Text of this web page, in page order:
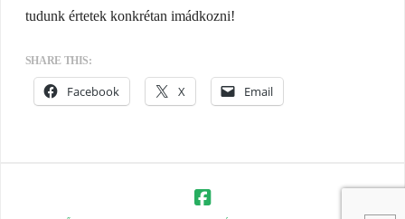
tudunk értetek konkrétan imádkozni!
SHARE THIS:
Facebook X Email